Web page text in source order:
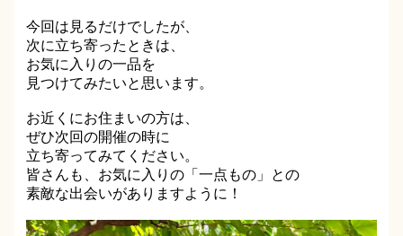
今回は見るだけでしたが、
次に立ち寄ったときは、
お気に入りの一品を
見つけてみたいと思います。
お近くにお住まいの方は、
ぜひ次回の開催の時に
立ち寄ってみてください。
皆さんも、お気に入りの「一点もの」との
素敵な出会いがありますように！